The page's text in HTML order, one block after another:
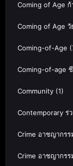
Coming of Age ก้
Coming of Age วั
Coming-of-Age
Coming-of-age
Community (1)
Contemporary ร่
Crime อาชญากรร
Crime อาชญากรร